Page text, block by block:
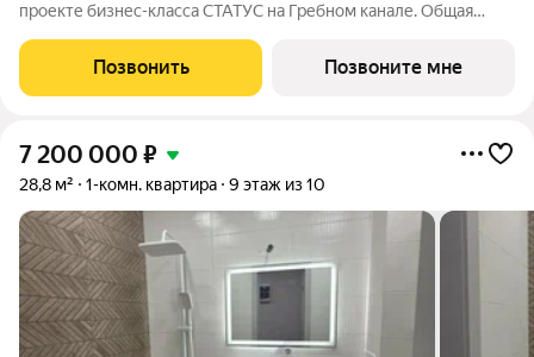
проекте бизнес-класса СТАТУС на Гребном канале. Общая
отведено под жилую и 21,31 кв. м под кухонную зону. Номер
квартиры - 110.
Позвонить Позвоните мне
7 200 000 ₽
28,8 м² 1-комн. квартира 9 этаж из 10